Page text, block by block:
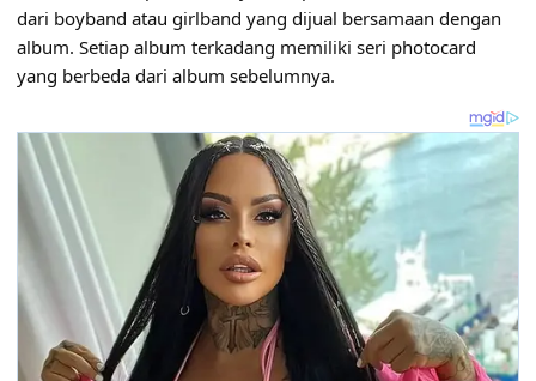
dari boyband atau girlband yang dijual bersamaan dengan
album. Setiap album terkadang memiliki seri photocard
yang berbeda dari album sebelumnya.